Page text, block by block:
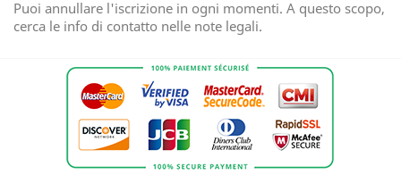
Puoi annullare l'iscrizione in ogni momenti. A questo scopo,
cerca le info di contatto nelle note legali.